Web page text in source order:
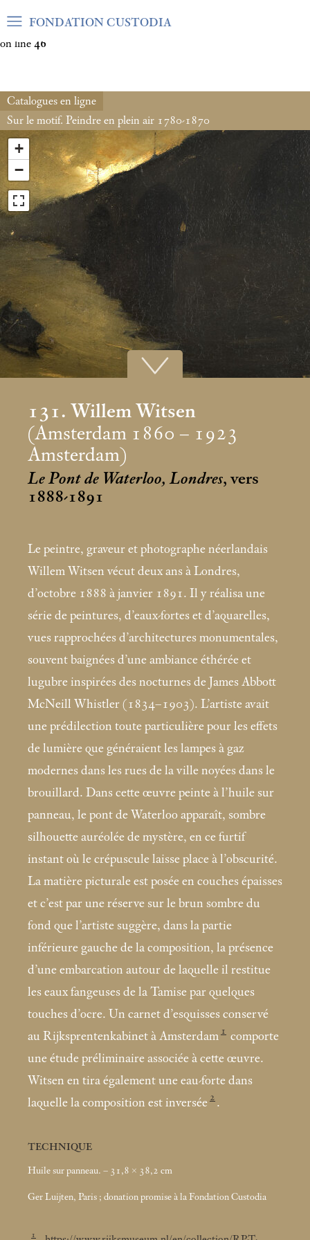
Warning: Undefined array key "var_mode" in
on line 46
FONDATION CUSTODIA
Catalogues en ligne
Sur le motif. Peindre en plein air 1780-1870
+
−
131. Willem Witsen
(Amsterdam 1860 – 1923
Amsterdam)
Le Pont de Waterloo, Londres, vers
1888-1891
Le peintre, graveur et photographe néerlandais
Willem Witsen vécut deux ans à Londres,
d’octobre 1888 à janvier 1891. Il y réalisa une
série de peintures, d’eaux-fortes et d’aquarelles,
vues rapprochées d’architectures monumentales,
souvent baignées d’une ambiance éthérée et
lugubre inspirées des nocturnes de James Abbott
McNeill Whistler (1834–1903). L’artiste avait
une prédilection toute particulière pour les effets
de lumière que généraient les lampes à gaz
modernes dans les rues de la ville noyées dans le
brouillard. Dans cette œuvre peinte à l’huile sur
panneau, le pont de Waterloo apparaît, sombre
silhouette auréolée de mystère, en ce furtif
instant où le crépuscule laisse place à l’obscurité.
La matière picturale est posée en couches épaisses
et c’est par une réserve sur le brun sombre du
fond que l’artiste suggère, dans la partie
inférieure gauche de la composition, la présence
d’une embarcation autour de laquelle il restitue
les eaux fangeuses de la Tamise par quelques
touches d’ocre. Un carnet d’esquisses conservé
au Rijksprentenkabinet à Amsterdam 1 comporte
une étude préliminaire associée à cette œuvre.
Witsen en tira également une eau-forte dans
laquelle la composition est inversée 2 .
TECHNIQUE
Huile sur panneau. – 31,8 × 38,2 cm
Ger Luijten, Paris ; donation promise à la Fondation Custodia
1